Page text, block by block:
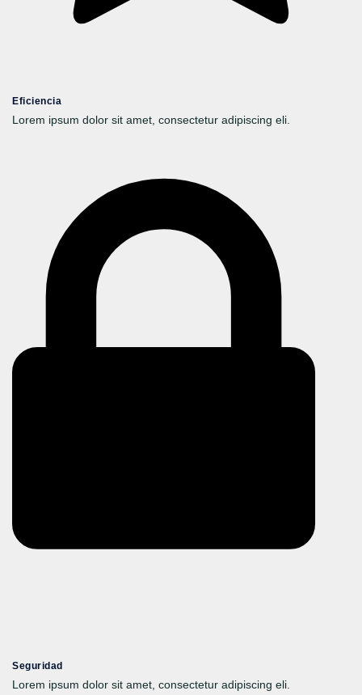
Eficiencia
Lorem ipsum dolor sit amet, consectetur adipiscing eli.
Seguridad
Lorem ipsum dolor sit amet, consectetur adipiscing eli.